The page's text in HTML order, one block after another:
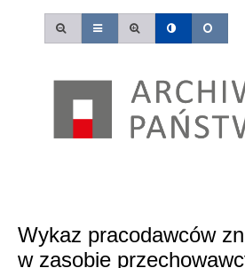
Wykaz pracodawców
w zasobie